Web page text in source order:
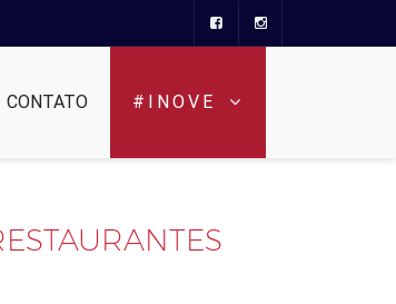
CONTATO #INOVE